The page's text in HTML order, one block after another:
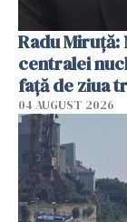
Radu Miruţă:
centralei
faţă de ziua
04 AUGUST 2026